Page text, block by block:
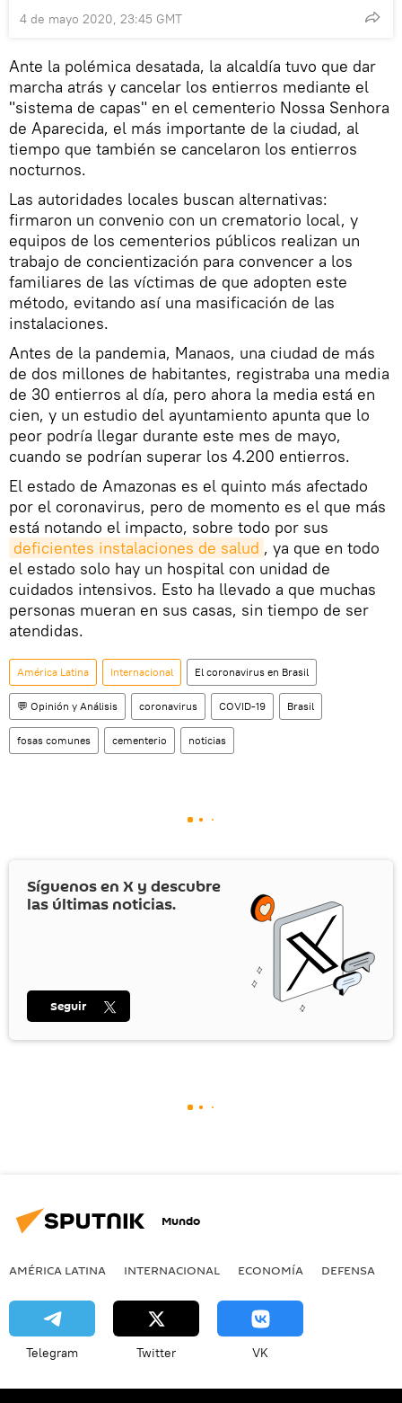
4 de mayo 2020, 23:45 GMT
Ante la polémica desatada, la alcaldía tuvo que dar
marcha atrás y cancelar los entierros mediante el
"sistema de capas" en el cementerio Nossa Senhora
de Aparecida, el más importante de la ciudad, al
tiempo que también se cancelaron los entierros
nocturnos.
Las autoridades locales buscan alternativas:
firmaron un convenio con un crematorio local, y
equipos de los cementerios públicos realizan un
trabajo de concientización para convencer a los
familiares de las víctimas de que adopten este
método, evitando así una masificación de las
instalaciones.
Antes de la pandemia, Manaos, una ciudad de más
de dos millones de habitantes, registraba una media
de 30 entierros al día, pero ahora la media está en
cien, y un estudio del ayuntamiento apunta que lo
peor podría llegar durante este mes de mayo,
cuando se podrían superar los 4.200 entierros.
El estado de Amazonas es el quinto más afectado
por el coronavirus, pero de momento es el que más
está notando el impacto, sobre todo por sus
deficientes instalaciones de salud , ya que en todo
el estado solo hay un hospital con unidad de
cuidados intensivos. Esto ha llevado a que muchas
personas mueran en sus casas, sin tiempo de ser
atendidas.
América Latina Internacional El coronavirus en Brasil
💬 Opinión y Análisis coronavirus COVID-19 Brasil
fosas comunes cementerio noticias
Síguenos en X y descubre
las últimas noticias.
Seguir
Mundo
AMÉRICA LATINA INTERNACIONAL ECONOMÍA DEFENSA
Telegram Twitter VK